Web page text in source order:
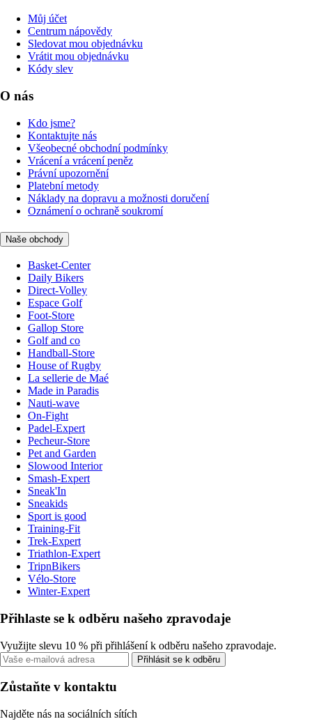
Můj účet
Centrum nápovědy
Sledovat mou objednávku
Vrátit mou objednávku
Kódy slev
O nás
Kdo jsme?
Kontaktujte nás
Všeobecné obchodní podmínky
Vrácení a vrácení peněz
Právní upozornění
Platební metody
Náklady na dopravu a možnosti doručení
Oznámení o ochraně soukromí
Naše obchody
Basket-Center
Daily Bikers
Direct-Volley
Espace Golf
Foot-Store
Gallop Store
Golf and co
Handball-Store
House of Rugby
La sellerie de Maé
Made in Paradis
Nauti-wave
On-Fight
Padel-Expert
Pecheur-Store
Pet and Garden
Slowood Interior
Smash-Expert
Sneak'In
Sneakids
Sport is good
Training-Fit
Trek-Expert
Triathlon-Expert
TripnBikers
Vélo-Store
Winter-Expert
Přihlaste se k odběru našeho zpravodaje
Využijte slevu 10 % při přihlášení k odběru našeho zpravodaje.
Přihlásit se k odběru
Zůstaňte v kontaktu
Najděte nás na sociálních sítích